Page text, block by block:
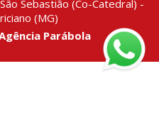
Sebastião (Co-Catedral) -
(MG)
Parábola